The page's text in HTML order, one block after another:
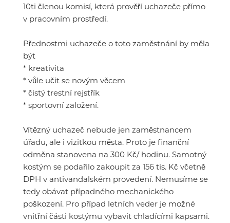
10ti členou komisí, která prověří uchazeče přímo
v pracovním prostředí.
Přednostmi uchazeče o toto zaměstnání by měla
být
* kreativita
* vůle učit se novým věcem
* čistý trestní rejstřík
* sportovní založení.
Vítězný uchazeč nebude jen zaměstnancem
úřadu, ale i vizitkou města. Proto je finanční
odměna stanovena na 300 Kč/ hodinu. Samotný
kostým se podařilo zakoupit za 156 tis. Kč včetně
DPH v antivandalském provedení. Nemusíme se
tedy obávat případného mechanického
poškození. Pro případ letních veder je možné
vnitřní části kostýmu vybavit chladícími kapsami.